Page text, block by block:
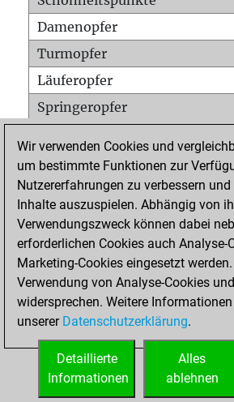
Damenopfer
Turmopfer
Läuferopfer
Springeropfer
Matt auf vollem Brett
Bauer setzt Matt
Erstickte Matts
Unterverwandlungen
Türme auf der siebten
STARTSEITE
Wir verwenden Cookies und
um bestimmte Funktionen zur
Nutzererfahrungen zu verbessern
Inhalte auszuspielen. Abhängig von
Verwendungszweck können dabei
erforderlichen Cookies auch Analyse-
Marketing-Cookies eingesetzt werden.
Verwendung von Analyse-Cookies
widersprechen. Weitere
unserer Datenschutzerklärung.
Alles
ablehnen
Detaillierte
Informationen